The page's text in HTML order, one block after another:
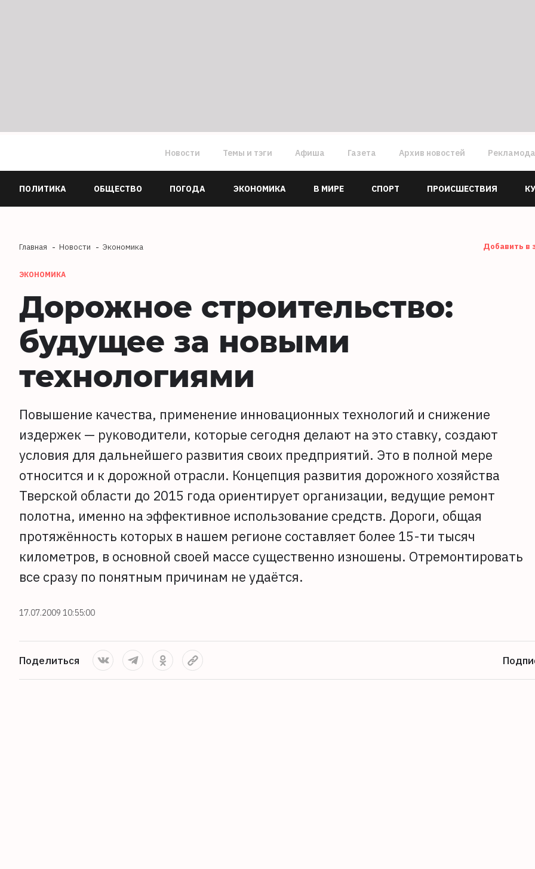
Новости Темы и тэги Афиша Газета Архив новостей
ПОЛИТИКА ОБЩЕСТВО ПОГОДА ЭКОНОМИКА В МИРЕ СПОРТ ПРОИСШЕСТВИЯ
Главная Новости Экономика Добавить в
ЭКОНОМИКА
Дорожное строительство:
будущее за новыми
технологиями
Повышение качества, применение инновационных технологий и снижение
издержек — руководители, которые сегодня делают на это ставку, создают
условия для дальнейшего развития своих предприятий. Это в полной мере
относится и к дорожной отрасли. Концепция развития дорожного хозяйства
Тверской области до 2015 года ориентирует организации, ведущие ремонт
полотна, именно на эффективное использование средств. Дороги, общая
протяжённость которых в нашем регионе составляет более 15-ти тысяч
километров, в основной своей массе существенно изношены. Отремонтировать
все сразу по понятным причинам не удаётся.
17.07.2009 10:55:00
Поделиться